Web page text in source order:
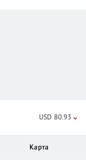
USD 80.93
Карта